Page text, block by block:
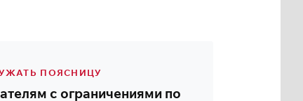
ПОЯСНИЦУ
с ограничениями по